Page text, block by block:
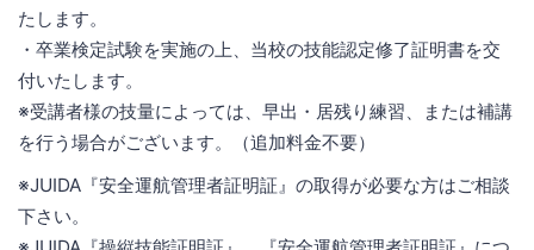
たします。
・卒業検定試験を実施の上、当校の技能認定修了証明書を交
付いたします。
※受講者様の技量によっては、早出・居残り練習、または補講
を行う場合がございます。（追加料金不要）
※JUIDA『安全運航管理者証明証』の取得が必要な方はご相談
下さい。